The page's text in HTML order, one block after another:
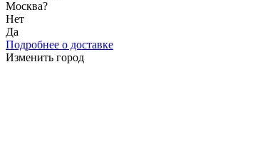
Москва?
Нет
Да
Подробнее о доставке
Изменить город